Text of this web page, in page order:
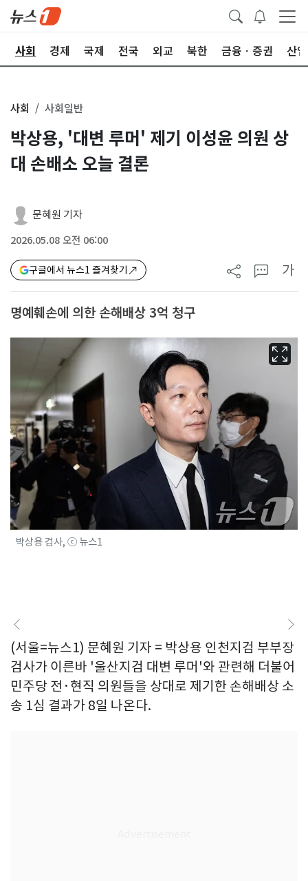
사회 경제 국제 전국 외교 북한 금융ㆍ증권 산업
사회 사회일반
박상용, '대변 루머' 제기 이성윤 의원 상
대 손배소 오늘 결론
문혜원 기자
2026.05.08 오전 06:00
구글에서 뉴스1 즐겨찾기 가
명예훼손에 의한 손해배상 3억 청구
박상용 검사, ⓒ 뉴스1
(서울=뉴스1) 문혜원 기자 = 박상용 인천지검 부부장
검사가 이른바 '울산지검 대변 루머'와 관련해 더불어
민주당 전·현직 의원들을 상대로 제기한 손해배상 소
송 1심 결과가 8일 나온다.